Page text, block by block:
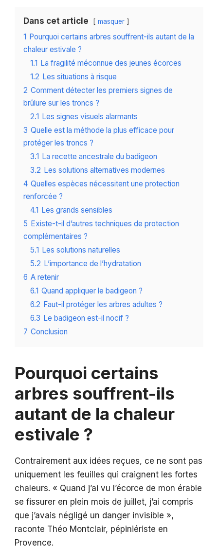
Dans cet article masquer
1 Pourquoi certains arbres souffrent-ils autant de la
chaleur estivale ?
1.1 La fragilité méconnue des jeunes écorces
1.2 Les situations à risque
2 Comment détecter les premiers signes de
brûlure sur les troncs ?
2.1 Les signes visuels alarmants
3 Quelle est la méthode la plus efficace pour
protéger les troncs ?
3.1 La recette ancestrale du badigeon
3.2 Les solutions alternatives modernes
4 Quelles espèces nécessitent une protection
renforcée ?
4.1 Les grands sensibles
5 Existe-t-il d’autres techniques de protection
complémentaires ?
5.1 Les solutions naturelles
5.2 L’importance de l’hydratation
6 A retenir
6.1 Quand appliquer le badigeon ?
6.2 Faut-il protéger les arbres adultes ?
6.3 Le badigeon est-il nocif ?
7 Conclusion
Pourquoi certains
arbres souffrent-ils
autant de la chaleur
estivale ?
Contrairement aux idées reçues, ce ne sont pas
uniquement les feuilles qui craignent les fortes
chaleurs. « Quand j’ai vu l’écorce de mon érable
se fissurer en plein mois de juillet, j’ai compris
que j’avais négligé un danger invisible »,
raconte Théo Montclair, pépiniériste en
Provence.